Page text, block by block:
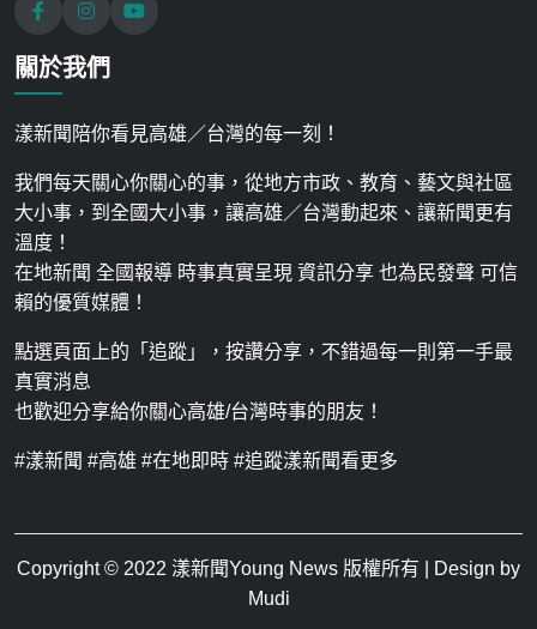
關於我們
漾新聞陪你看見高雄／台灣的每一刻！
我們每天關心你關心的事，從地方市政、教育、藝文與社區
大小事，到全國大小事，讓高雄／台灣動起來、讓新聞更有
溫度！
在地新聞 全國報導 時事真實呈現 資訊分享 也為民發聲 可信
賴的優質媒體！
點選頁面上的「追蹤」，按讚分享，不錯過每一則第一手最
真實消息
也歡迎分享給你關心高雄/台灣時事的朋友！
#漾新聞 #高雄 #在地即時 #追蹤漾新聞看更多
Copyright © 2022 漾新聞Young News 版權所有 | Design by
Mudi